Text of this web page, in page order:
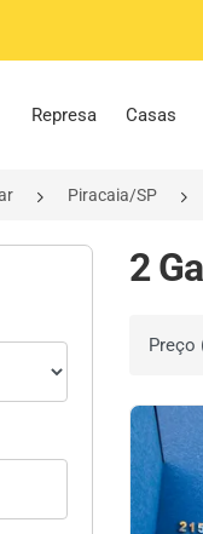
Represa Casas
Piracaia/SP
2
Ordenar